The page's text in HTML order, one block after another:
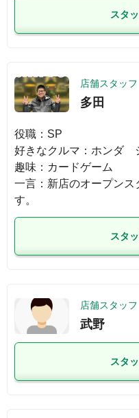
スタ
店舗スタッフ
多田
役職：SP
好きなクルマ：ホンダ　
趣味：カードゲーム
一言：新店のオープンス
す。
スタ
店舗スタッフ
武野
スタ